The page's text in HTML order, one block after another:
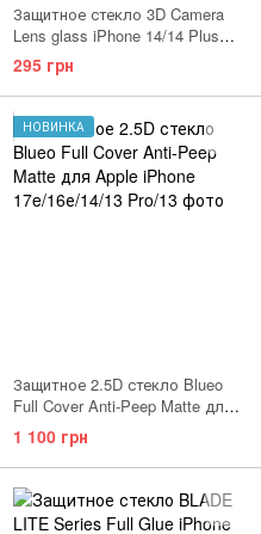
Защитное стекло 3D Camera
Lens glass iPhone 14/14 Plus
Purple
295 грн
НОВИНКА
Защитное 2.5D стекло Blueo
Full Cover Anti-Peep Matte для
Apple iPhone 17e/16е/14/13
Pro/13
1 100 грн